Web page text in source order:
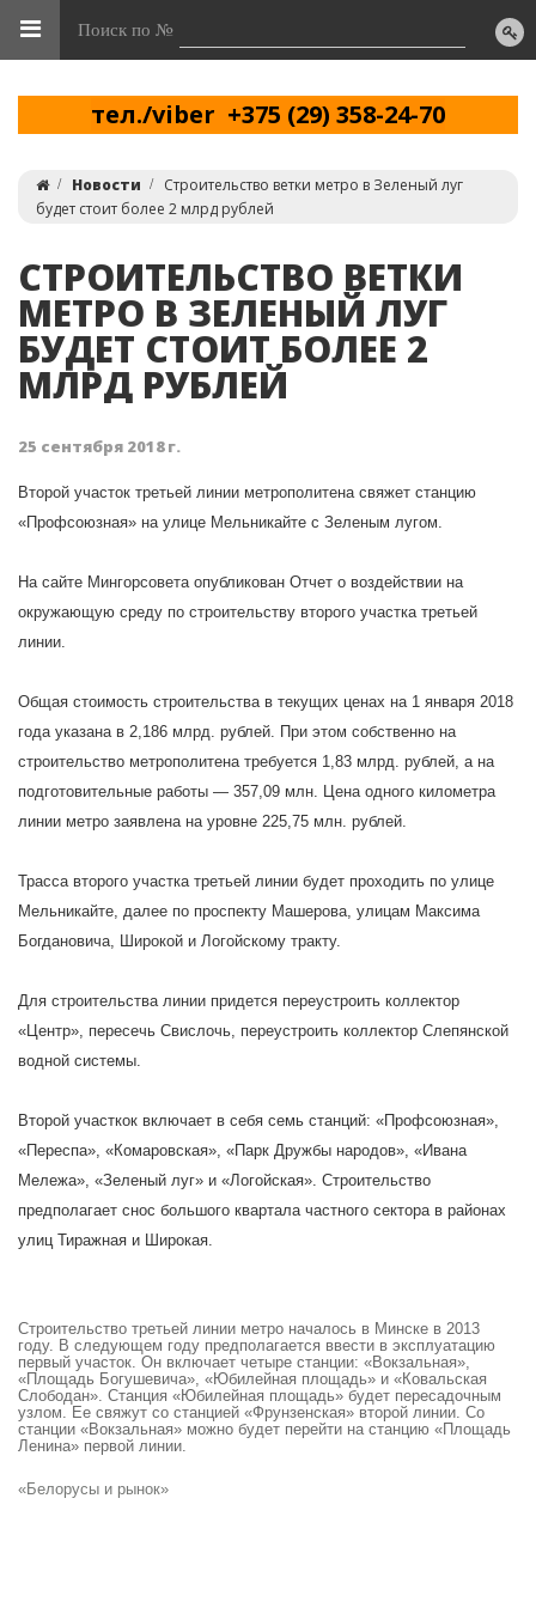
Поиск по №
тел./viber +375 (29) 358-24-70
Новости
Строительство ветки метро в Зеленый луг
будет стоит более 2 млрд рублей
СТРОИТЕЛЬСТВО ВЕТКИ
МЕТРО В ЗЕЛЕНЫЙ ЛУГ
БУДЕТ СТОИТ БОЛЕЕ 2
МЛРД РУБЛЕЙ
25 сентября 2018 г.
Второй участок третьей линии метрополитена свяжет станцию
«Профсоюзная» на улице Мельникайте с Зеленым лугом.
На сайте Мингорсовета опубликован Отчет о воздействии на
окружающую среду по строительству второго участка третьей
линии.
Общая стоимость строительства в текущих ценах на 1 января 2018
года указана в 2,186 млрд. рублей. При этом собственно на
строительство метрополитена требуется 1,83 млрд. рублей, а на
подготовительные работы — 357,09 млн. Цена одного километра
линии метро заявлена на уровне 225,75 млн. рублей.
Трасса второго участка третьей линии будет проходить по улице
Мельникайте, далее по проспекту Машерова, улицам Максима
Богдановича, Широкой и Логойскому тракту.
Для строительства линии придется переустроить коллектор
«Центр», пересечь Свислочь, переустроить коллектор Слепянской
водной системы.
Второй участкок включает в себя семь станций: «Профсоюзная»,
«Переспа», «Комаровская», «Парк Дружбы народов», «Ивана
Мележа», «Зеленый луг» и «Логойская». Строительство
предполагает снос большого квартала частного сектора в районах
улиц Тиражная и Широкая.
Строительство третьей линии метро началось в Минске в 2013
году. В следующем году предполагается ввести в эксплуатацию
первый участок. Он включает четыре станции: «Вокзальная»,
«Площадь Богушевича», «Юбилейная площадь» и «Ковальская
Слободан». Станция «Юбилейная площадь» будет пересадочным
узлом. Ее свяжут со станцией «Фрунзенская» второй линии. Со
станции «Вокзальная» можно будет перейти на станцию «Площадь
Ленина» первой линии.
«Белорусы и рынок»